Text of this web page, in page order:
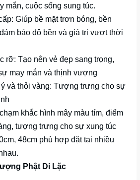
mắn, cuộc sống sung túc.
Giúp bề mặt trơn bóng, bền
bảo độ bền và giá trị vượt thời
rỡ: Tạo nên vẻ đẹp sang trọng,
may mắn và thịnh vượng
và thỏi vàng: Tượng trưng cho sự
khắc hình mây màu tím, điểm
tượng trưng cho sự xung túc
48cm phù hợp đặt tại nhiều
Phật Di Lặc